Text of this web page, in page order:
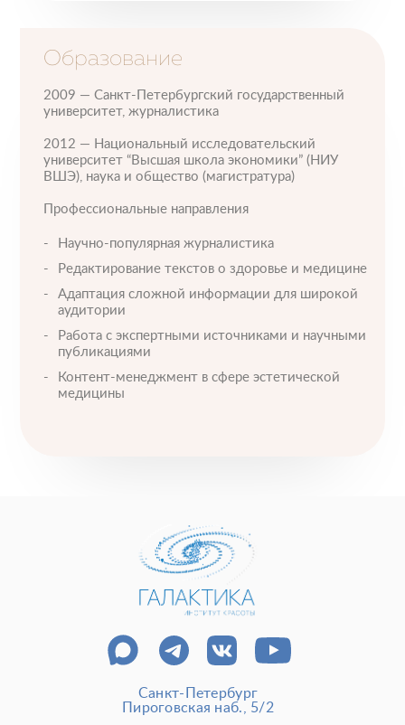
Пластические операции
Пластические хирурги
Отделение пластической хирургии
Процедуры
Налоговый вычет
Новости и СМИ Cтатьи и публикации
Программа лояльности и подарочные сертификаты
Образование
2009 — Санкт-Петербургский государственный
университет, журналистика
2012 — Национальный исследовательский
университет “Высшая школа экономики” (НИУ
ВШЭ), наука и общество (магистратура)
Профессиональные направления
Научно-популярная журналистика
Редактирование текстов о здоровье и медицине
Адаптация сложной информации для широкой
аудитории
Работа с экспертными источниками и научными
публикациями
Контент-менеджмент в сфере эстетической
медицины
Санкт-Петербург
Пироговская наб., 5/2